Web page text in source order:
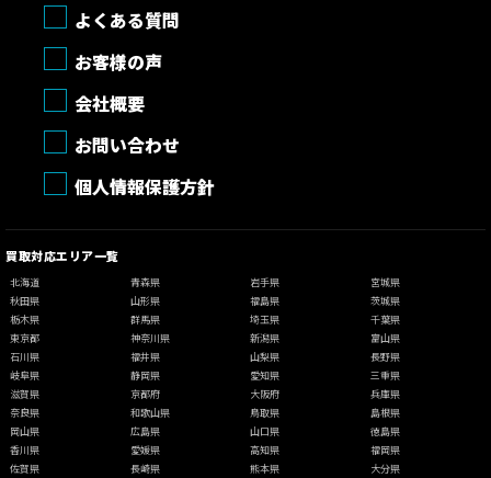
よくある質問
お客様の声
会社概要
お問い合わせ
個人情報保護方針
買取対応エリア一覧
北海道 青森県 岩手県
宮城県
秋田県
山形県 福島県
茨城県
栃木県
群馬県 埼玉県
千葉県
東京都
神奈川県 新潟県
富山県
石川県
福井県 山梨県
長野県
岐阜県
静岡県 愛知県
三重県
滋賀県
京都府 大阪府
兵庫県
奈良県
和歌山県 鳥取県
島根県
岡山県
広島県 山口県
徳島県
香川県
愛媛県 高知県
福岡県
佐賀県
長崎県 熊本県
大分県